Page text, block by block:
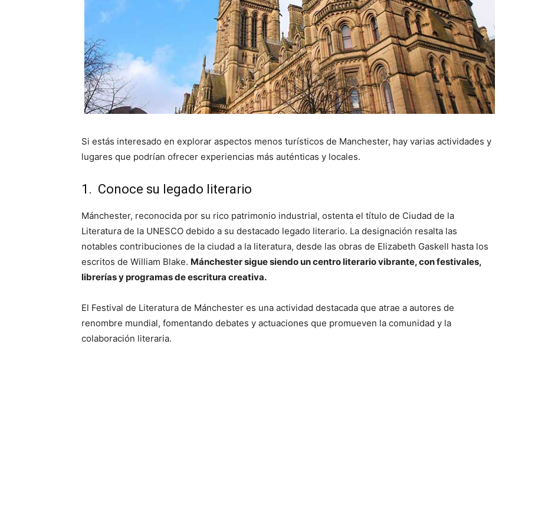
Si estás interesado en explorar aspectos menos turísticos de Manchester, hay varias actividades y
lugares que podrían ofrecer experiencias más auténticas y locales.
1. Conoce su legado literario
Mánchester, reconocida por su rico patrimonio industrial, ostenta el título de Ciudad de la
Literatura de la UNESCO debido a su destacado legado literario. La designación resalta las
notables contribuciones de la ciudad a la literatura, desde las obras de Elizabeth Gaskell hasta los
escritos de William Blake. Mánchester sigue siendo un centro literario vibrante, con festivales,
librerías y programas de escritura creativa.
El Festival de Literatura de Mánchester es una actividad destacada que atrae a autores de
renombre mundial, fomentando debates y actuaciones que promueven la comunidad y la
colaboración literaria.